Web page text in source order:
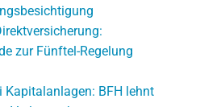
zur Fünftel-Regelung
Kapitalanlagen: BFH lehnt